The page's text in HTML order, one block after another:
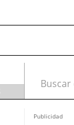
Buscar
Publicidad